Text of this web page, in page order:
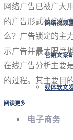
网络视频
营销文案
媒体软文
电子商务
网络广告已被广大
的广告形式被广告
么？广告锁定的主
示广告并最大限度
在线广告分析主要
的过程。其主要目
阅读更多